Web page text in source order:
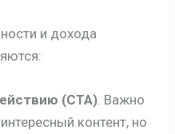
и дохода
(CTA). Важно
контент, но